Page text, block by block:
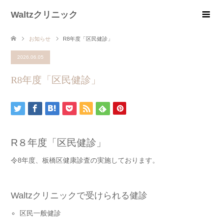
Waltzクリニック
お知らせ R8年度「区民健診」
2026.06.05
R8年度「区民健診」
R８年度「区民健診」
令8年度、板橋区健康診査の実施しております。
Waltzクリニックで受けられる健診
区民一般健診